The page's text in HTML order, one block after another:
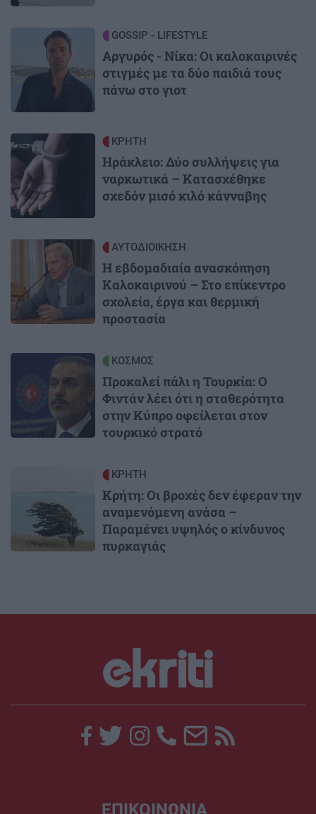
GOSSIP - LIFESTYLE
Αργυρός - Νίκα: Οι καλοκαιρινές
στιγμές με τα δύο παιδιά τους
πάνω στο γιοτ
Image ΚΡΗΤΗ
Ηράκλειο: Δύο συλλήψεις για
ναρκωτικά – Κατασχέθηκε
σχεδόν μισό κιλό κάνναβης
ΑΥΤΟΔΙΟΙΚΗΣΗ
Η εβδομαδιαία ανασκόπηση
Καλοκαιρινού – Στο επίκεντρο
σχολεία, έργα και θερμική
προστασία
ΚΟΣΜΟΣ
Προκαλεί πάλι η Τουρκία: Ο
Φιντάν λέει ότι η σταθερότητα
στην Κύπρο οφείλεται στον
τουρκικό στρατό
ΚΡΗΤΗ
Κρήτη: Οι βροχές δεν έφεραν την
αναμενόμενη ανάσα –
Παραμένει υψηλός ο κίνδυνος
πυρκαγιάς